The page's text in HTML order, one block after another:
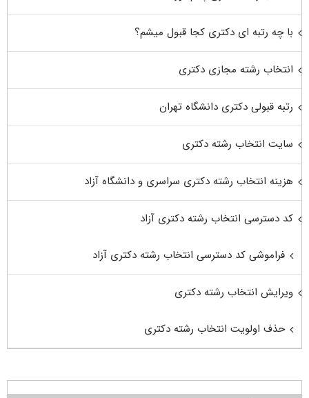
با چه رتبه ای دکتری کجا قبول میشم؟
انتخاب رشته مجازی دکتری
رتبه قبولی دکتری دانشگاه تهران
سایت انتخاب رشته دکتری
هزینه انتخاب رشته دکتری سراسری و دانشگاه آزاد
کد دسترسی انتخاب رشته دکتری آزاد
فراموشی کد دسترسی انتخاب رشته دکتری آزاد
ویرایش انتخاب رشته دکتری
حذف اولویت انتخاب رشته دکتری